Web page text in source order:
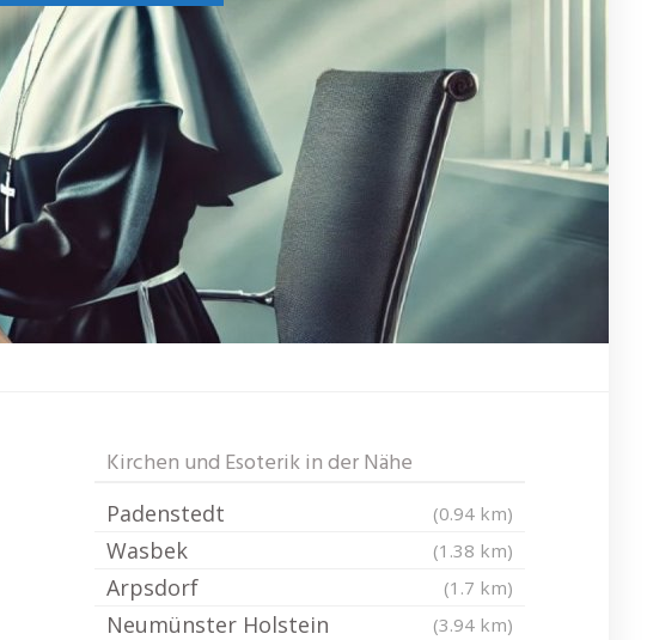
Kirchen und Esoterik in der Nähe
Padenstedt (0.94 km)
Wasbek (1.38 km)
Arpsdorf (1.7 km)
Neumünster Holstein (3.94 km)